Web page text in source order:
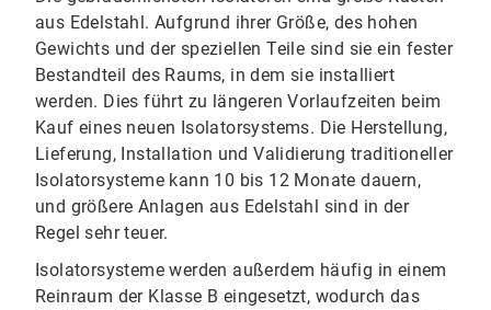
aus Edelstahl. Aufgrund ihrer Größe, des hohen
Gewichts und der speziellen Teile sind sie ein fester
Bestandteil des Raums, in dem sie installiert
werden. Dies führt zu längeren Vorlaufzeiten beim
Kauf eines neuen Isolatorsystems. Die Herstellung,
Lieferung, Installation und Validierung traditioneller
Isolatorsysteme kann 10 bis 12 Monate dauern,
und größere Anlagen aus Edelstahl sind in der
Regel sehr teuer.
Isolatorsysteme werden außerdem häufig in einem
Reinraum der Klasse B eingesetzt, wodurch das